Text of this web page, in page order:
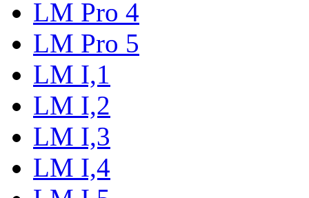
LM Pro 4
LM Pro 5
LM I,1
LM I,2
LM I,3
LM I,4